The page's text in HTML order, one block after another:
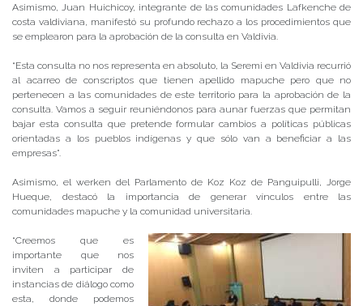
Asimismo, Juan Huichicoy, integrante de las comunidades Lafkenche de
costa valdiviana, manifestó su profundo rechazo a los procedimientos que
se emplearon para la aprobación de la consulta en Valdivia.
“Esta consulta no nos representa en absoluto, la Seremi en Valdivia recurrió
al acarreo de conscriptos que tienen apellido mapuche pero que no
pertenecen a las comunidades de este territorio para la aprobación de la
consulta. Vamos a seguir reuniéndonos para aunar fuerzas que permitan
bajar esta consulta que pretende formular cambios a políticas públicas
orientadas a los pueblos indígenas y que sólo van a beneficiar a las
empresas”.
Asimismo, el werken del Parlamento de Koz Koz de Panguipulli, Jorge
Hueque, destacó la importancia de generar vínculos entre las
comunidades mapuche y la comunidad universitaria.
“Creemos que es
importante que nos
inviten a participar de
instancias de diálogo como
esta, donde podemos